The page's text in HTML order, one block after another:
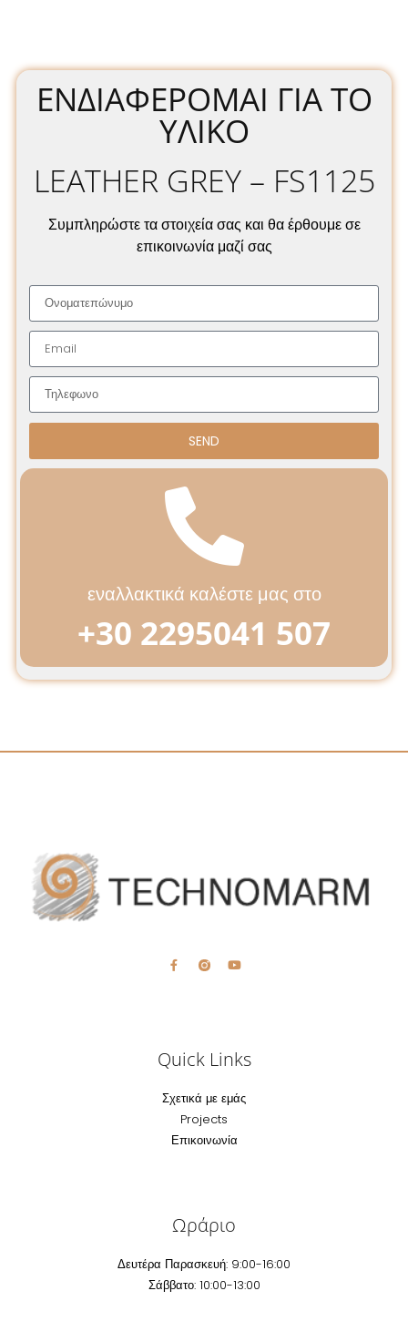
ΕΝΔΙΑΦΈΡΟΜΑΙ ΓΙΑ ΤΟ
ΥΛΙΚΌ
LEATHER GREY – FS1125
Συμπληρώστε τα στοιχεία σας και θα έρθουμε σε
επικοινωνία μαζί σας
SEND
εναλλακτικά καλέστε μας στο
+30 2295041 507
Quick Links
Σχετικά με εμάς
Projects
Επικοινωνία
Ωράριο
Δευτέρα Παρασκευή: 9:00-16:00
Σάββατο: 10:00-13:00